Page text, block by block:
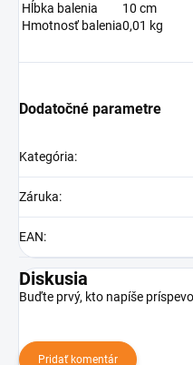
Hĺbka balenia
10 cm
Hmotnosť balenia0,01 kg
Dodatočné parametre
Kategória:
Záruka:
EAN:
Diskusia
Buďte prvý, kto napíše
Pridať komentár